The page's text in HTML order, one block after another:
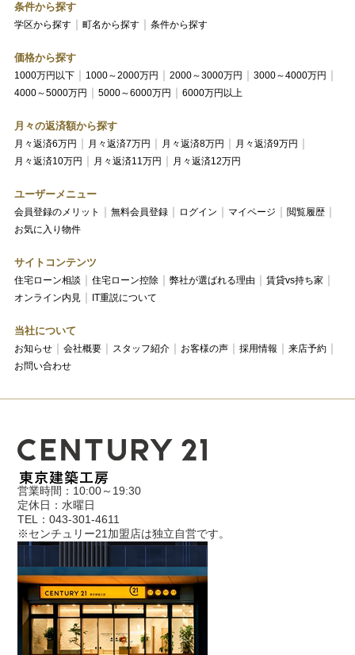
条件から探す
学区から探す 町名から探す 条件から探す
価格から探す
1000万円以下 1000～2000万円 2000～3000万円
3000～4000万円
4000～5000万円
5000～6000万円 6000万円以上
月々の返済額から探す
月々返済6万円 月々返済7万円 月々返済8万円
月々返済9万円
月々返済10万円
月々返済11万円 月々返済12万円
ユーザーメニュー
会員登録のメリット 無料会員登録 ログイン マイページ
閲覧履歴
お気に入り物件
サイトコンテンツ
住宅ローン相談 住宅ローン控除 弊社が選ばれる理由
賃貸vs持ち家
オンライン内見
IT重説について
当社について
お知らせ 会社概要 スタッフ紹介 お客様の声 採用情報
来店予約
お問い合わせ
営業時間：10:00～19:30
定休日：水曜日
TEL：043-301-4611
※センチュリー21加盟店は独立自営です。